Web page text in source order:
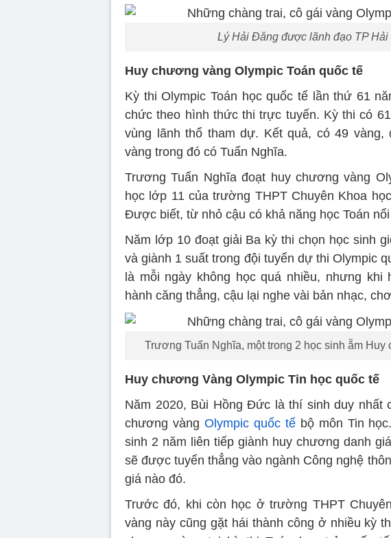
Lý Hải Đăng được lãnh đạo TP Hải
Huy chương vàng Olympic Toán quốc tế
Kỳ thi Olympic Toán học quốc tế lần thứ 61
chức theo hình thức thi trực tuyến. Kỳ thi có
vùng lãnh thổ tham dự. Kết quả, có 49
vàng trong đó có Tuấn Nghĩa.
Trương Tuấn Nghĩa đoạt huy chương vàng
học lớp 11 của trường THPT Chuyên Khoa
Được biết, từ nhỏ cậu có khả năng học Toán
Năm lớp 10 đoạt giải Ba kỳ thi chọn học sinh
và giành 1 suất trong đội tuyển dự thi Olympic
là mỗi ngày không học quá nhiều, nhưng
hành căng thẳng, cậu lại nghe vài bản nhạc,
Trương Tuấn Nghĩa, một trong 2 học sinh ẵm
Huy chương Vàng Olympic Tin học quốc tế
Năm 2020, Bùi Hồng Đức là thí sinh duy nhất
chương vàng Olympic quốc tếbộ môn Tin
sinh 2 năm liên tiếp giành huy chương danh
sẽ được tuyển thẳng vào ngành Công nghệ
giá nào đó.
Trước đó, khi còn học ở trường THPT
vàng này cũng gặt hái thành công ở nhiều kỳ